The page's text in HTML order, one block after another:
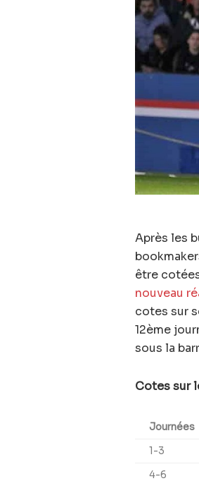
Après les
être
nouveau
cotes sur
12ème
sous la
Cotes sur
Journées
1-3
4-6